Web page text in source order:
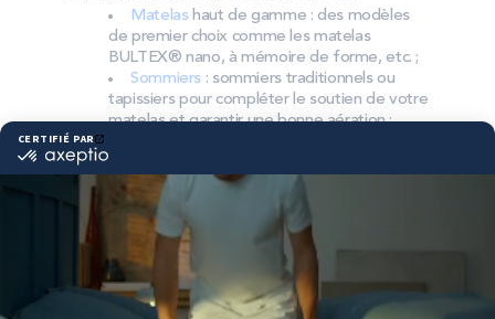
Matelashaut de gamme : des modèles
de premier choix comme les matelas
BULTEX® nano, à mémoire de forme, etc. ;
Sommiers : sommiers traditionnels ou
tapissiers pour compléter le soutien de votre
matelas et garantir une bonne aération ;
complet.
Pourquoi choisir Bultex
comme literie ?
Bultex est la marque la plus détenue par les
Français*. Un savoir‑faire reconnu, des matériaux